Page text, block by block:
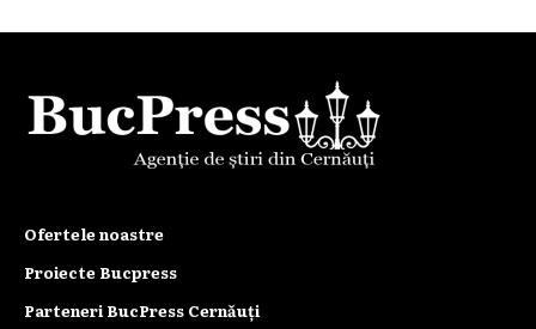
Ofertele noastre
Proiecte Bucpress
Parteneri BucPress Cernăuți